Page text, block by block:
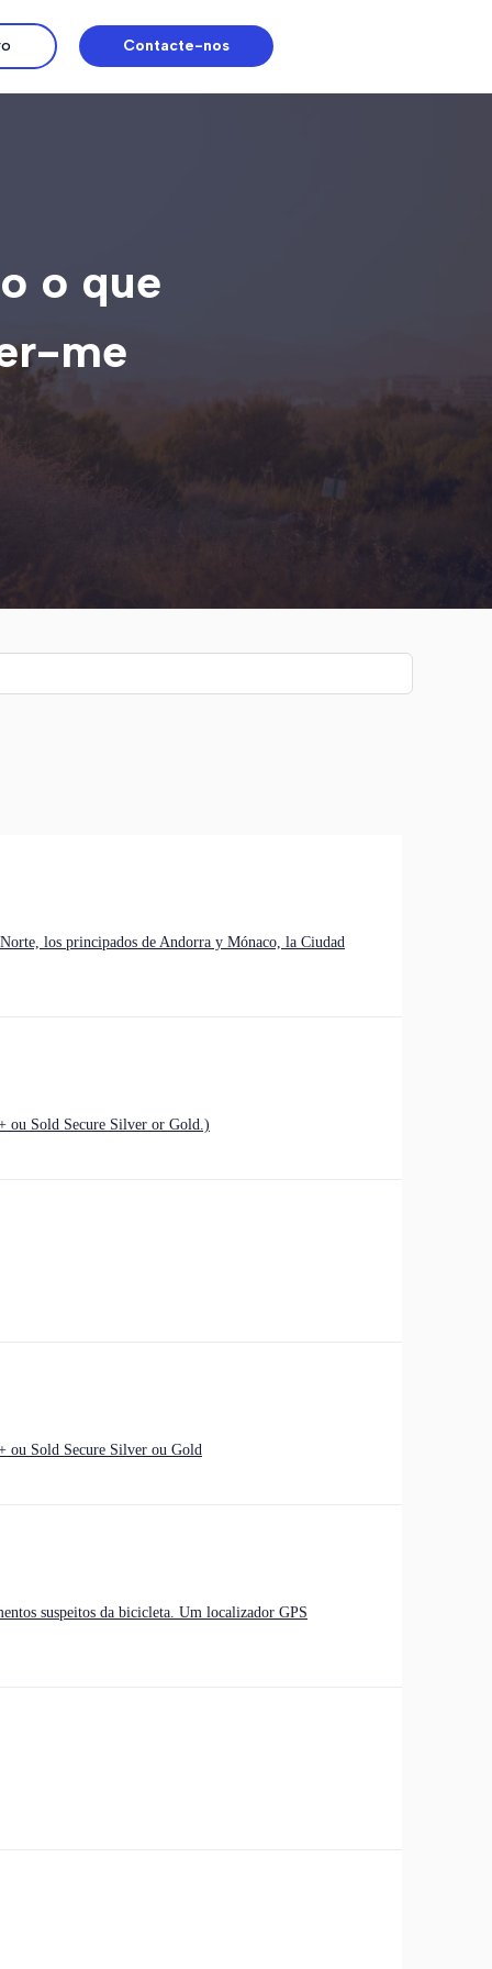
Contacte-nos
o que
me
los principados de Andorra y Mónaco, la Ciudad
ou Sold Secure Silver or Gold.)
ou Sold Secure Silver ou Gold
suspeitos da bicicleta. Um localizador GPS